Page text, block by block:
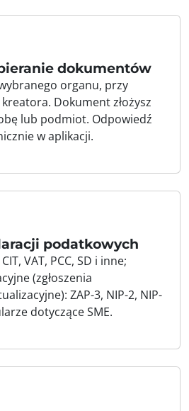
dokumentów
organu, przy
Dokument złożysz
lub podmiot. Odpowiedź
w aplikacji.
podatkowych
VAT, PCC, SD i inne;
(zgłoszenia
ZAP-3, NIP-2, NIP-
dotyczące SME.